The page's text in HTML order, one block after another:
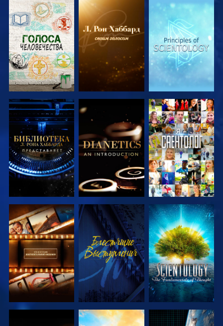
СМОТРЕТЬ
ПЕРЕДАЧИ
СМОТРЕТЬ
ПЕРЕДАЧИ
СМОТРЕТЬ
ПЕРЕДАЧИ
СМОТРЕТЬ
ПЕРЕДАЧИ
СМОТРЕТЬ
ПЕРЕДАЧИ
СМОТРЕТЬ
СМОТРЕТЬ
ПЕРЕДАЧИ
СМОТРЕТЬ
СМОТРЕТЬ
ПЕРЕДАЧИ